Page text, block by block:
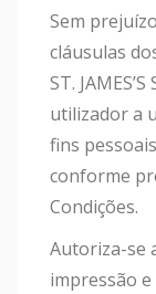
Sem
cláusulas
ST.
utilizador a
fins
conforme
Condições.
Autoriza-se
impressão